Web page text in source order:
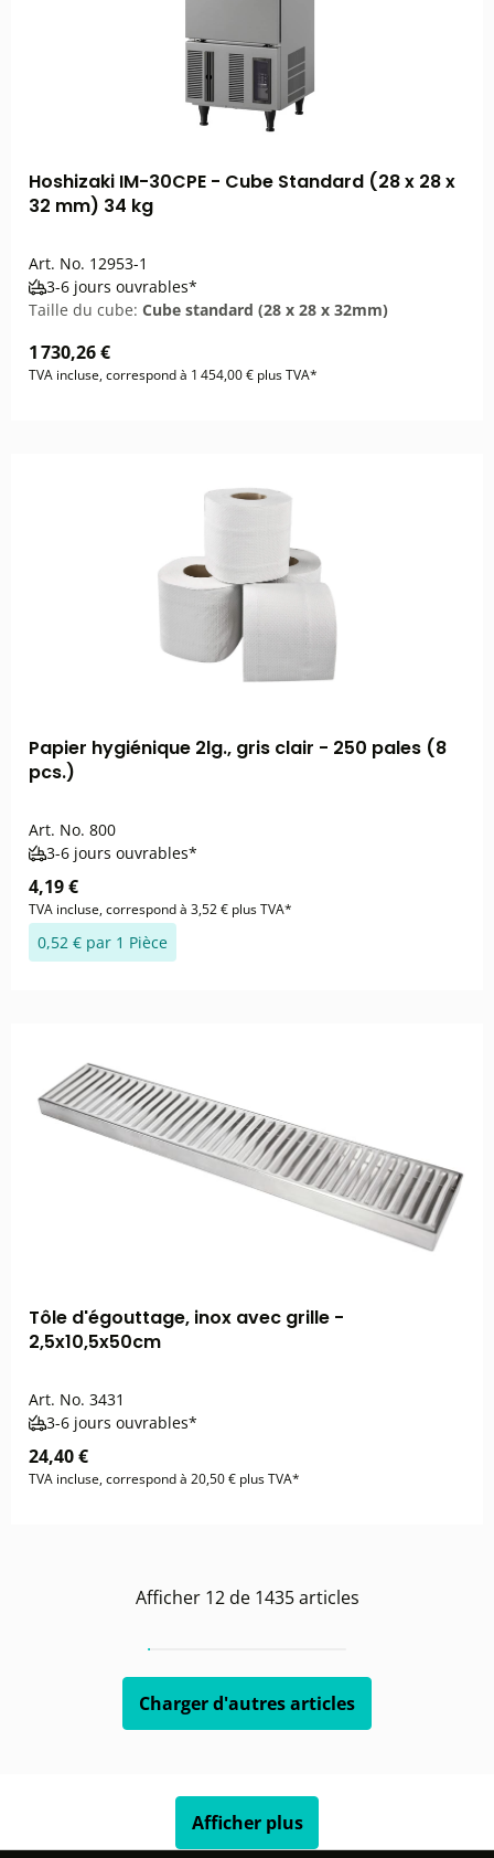
Hoshizaki IM-30CPE - Cube Standard (28 x 28 x
32 mm) 34 kg
Art. No. 12953-1
3-6 jours ouvrables*
Taille du cube: Cube standard (28 x 28 x 32mm)
1 730,26 €
TVA incluse, correspond à 1 454,00 € plus TVA*
Papier hygiénique 2lg., gris clair - 250 pales (8
pcs.)
Art. No. 800
3-6 jours ouvrables*
4,19 €
TVA incluse, correspond à 3,52 € plus TVA*
0,52 € par 1 Pièce
Tôle d'égouttage, inox avec grille -
2,5x10,5x50cm
Art. No. 3431
3-6 jours ouvrables*
24,40 €
TVA incluse, correspond à 20,50 € plus TVA*
Afficher 12de 1435articles
Charger d'autres articles
Afficher plus